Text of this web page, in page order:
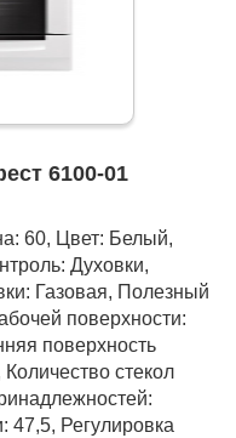
6100-01
60, Цвет: Белый,
Духовки,
Газовая, Полезный
поверхности:
поверхность
стекол
47,5, Регулировка